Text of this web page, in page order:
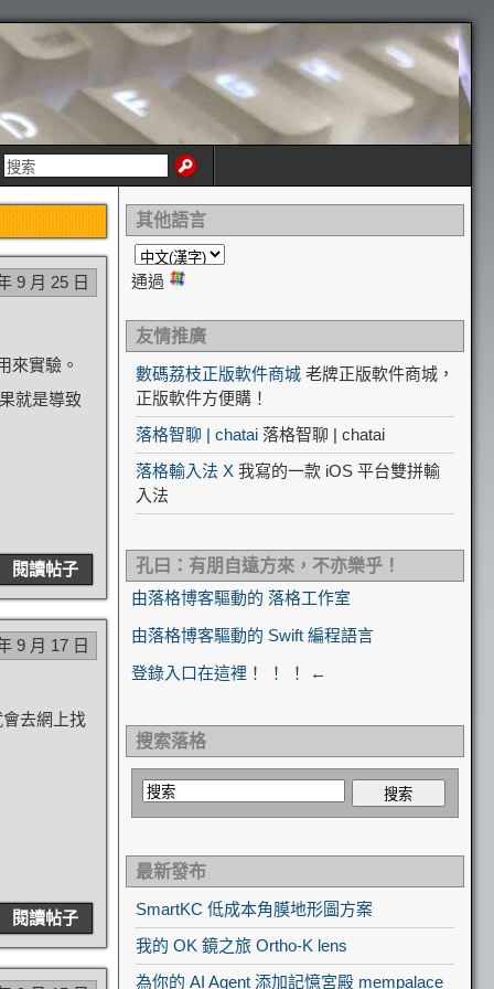
9 月 25 日
來實驗。
就是導致
閱讀帖子
9 月 17 日
去網上找
閱讀帖子
其他語言
通過
友情推廣
數碼荔枝正版軟件商城 老牌正版軟件商城，
正版軟件方便購！
落格智聊 | chatai 落格智聊 | chatai
落格輸入法 X 我寫的一款 iOS 平台雙拼輸
入法
孔曰：有朋自遠方來，不亦樂乎！
由落格博客驅動的 落格工作室
由落格博客驅動的 Swift 編程語言
登錄入口在這裡！ ！ ！ ←
搜索落格
最新發布
SmartKC 低成本角膜地形圖方案
我的 OK 鏡之旅 Ortho-K lens
為你的 AI Agent 添加記憶宮殿 mempalace